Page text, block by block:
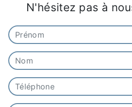
N'hésitez pas à